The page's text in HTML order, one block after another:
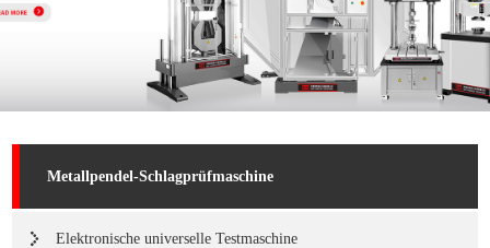
Metallpendel-Schlagprüfmaschine
Elektronische universelle Testmaschine